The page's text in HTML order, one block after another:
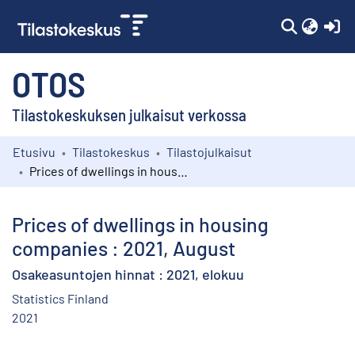
OTOS
Tilastokeskuksen julkaisut verkossa
Kokoelmat
Etusivu Tilastokeskus
Tilastojulkaisut
Prices of dwellings in housing
companies : 2021, August
Osakeasuntojen hinnat : 2021, elokuu
Statistics Finland
2021